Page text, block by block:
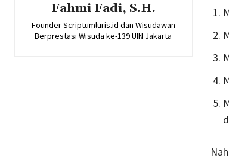
Fahmi Fadi, S.H.
Founder Scriptumluris.id dan Wisudawan
Berprestasi Wisuda ke-139 UIN Jakarta